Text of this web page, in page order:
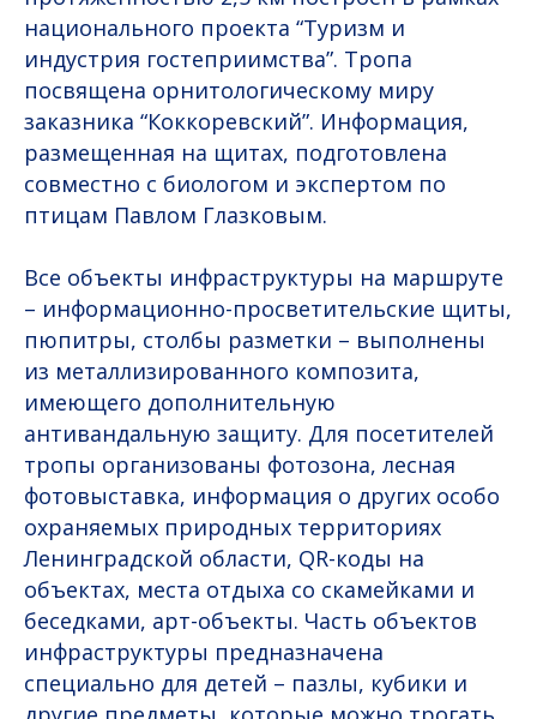
национального проекта “Туризм и
индустрия гостеприимства”. Тропа
посвящена орнитологическому миру
заказника “Коккоревский”. Информация,
размещенная на щитах, подготовлена
совместно с биологом и экспертом по
птицам Павлом Глазковым.
Все объекты инфраструктуры на маршруте
– информационно-просветительские щиты,
пюпитры, столбы разметки – выполнены
из металлизированного композита,
имеющего дополнительную
антивандальную защиту. Для посетителей
тропы организованы фотозона, лесная
фотовыставка, информация о других особо
охраняемых природных территориях
Ленинградской области, QR-коды на
объектах, места отдыха со скамейками и
беседками, арт-объекты. Часть объектов
инфраструктуры предназначена
специально для детей – пазлы, кубики и